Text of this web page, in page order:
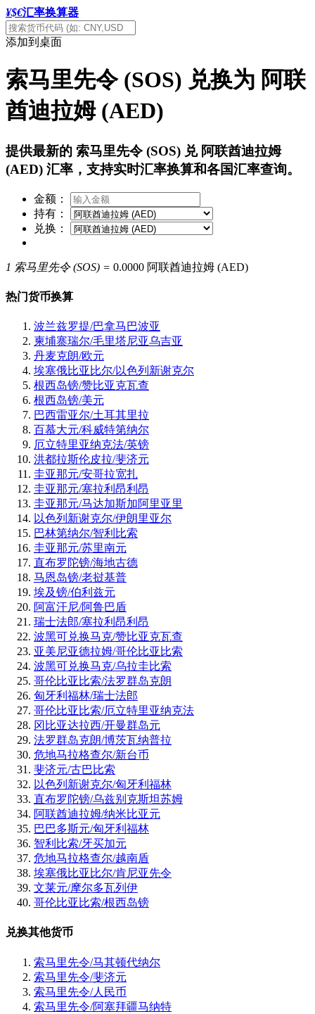
¥$€汇率换算器
添加到桌面
索马里先令 (SOS) 兑换为 阿联
酋迪拉姆 (AED)
提供最新的 索马里先令 (SOS) 兑 阿联酋迪拉姆
(AED) 汇率，支持实时汇率换算和各国汇率查询。
金额：
持有：
兑换：
1 索马里先令 (SOS) = 0.0000 阿联酋迪拉姆 (AED)
热门货币换算
波兰兹罗提/巴拿马巴波亚
柬埔寨瑞尔/毛里塔尼亚乌吉亚
丹麦克朗/欧元
埃塞俄比亚比尔/以色列新谢克尔
根西岛镑/赞比亚克瓦查
根西岛镑/美元
巴西雷亚尔/土耳其里拉
百慕大元/科威特第纳尔
厄立特里亚纳克法/英镑
洪都拉斯伦皮拉/斐济元
圭亚那元/安哥拉宽扎
圭亚那元/塞拉利昂利昂
圭亚那元/马达加斯加阿里亚里
以色列新谢克尔/伊朗里亚尔
巴林第纳尔/智利比索
圭亚那元/苏里南元
直布罗陀镑/海地古德
马恩岛镑/老挝基普
埃及镑/伯利兹元
阿富汗尼/阿鲁巴盾
瑞士法郎/塞拉利昂利昂
波黑可兑换马克/赞比亚克瓦查
亚美尼亚德拉姆/哥伦比亚比索
波黑可兑换马克/乌拉圭比索
哥伦比亚比索/法罗群岛克朗
匈牙利福林/瑞士法郎
哥伦比亚比索/厄立特里亚纳克法
冈比亚达拉西/开曼群岛元
法罗群岛克朗/博茨瓦纳普拉
危地马拉格查尔/新台币
斐济元/古巴比索
以色列新谢克尔/匈牙利福林
直布罗陀镑/乌兹别克斯坦苏姆
阿联酋迪拉姆/纳米比亚元
巴巴多斯元/匈牙利福林
智利比索/牙买加元
危地马拉格查尔/越南盾
埃塞俄比亚比尔/肯尼亚先令
文莱元/摩尔多瓦列伊
哥伦比亚比索/根西岛镑
兑换其他货币
索马里先令/马其顿代纳尔
索马里先令/斐济元
索马里先令/人民币
索马里先令/阿塞拜疆马纳特